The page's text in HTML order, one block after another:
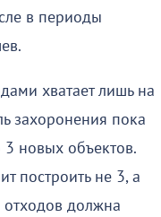
в периоды
хватает лишь на
захоронения пока
новых объектов.
построить не 3, а
должна